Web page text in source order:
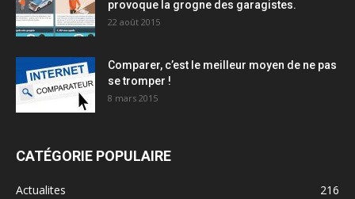
provoque la grogne des garagistes.
22 août 2015
Comparer, c’est le meilleur moyen de ne pas
se tromper !
8 mars 2015
CATÉGORIE POPULAIRE
Actualites
216